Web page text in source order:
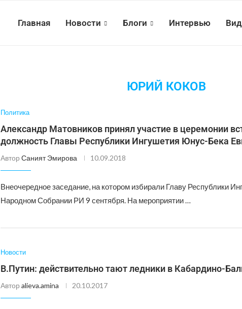
Главная Новости Блоги Интервью
ЮРИЙ КОКОВ
Политика
Александр Матовников принял участие в церемонии
должность Главы Республики Ингушетия Юнус-Бека
Автор Саният Эмирова 10.09.2018
Внеочередное заседание, на котором избирали Главу Республики
Народном Собрании РИ 9 сентября. На мероприятии …
Новости
В.Путин: действительно тают ледники в Кабардино-
Автор alieva.amina 20.10.2017